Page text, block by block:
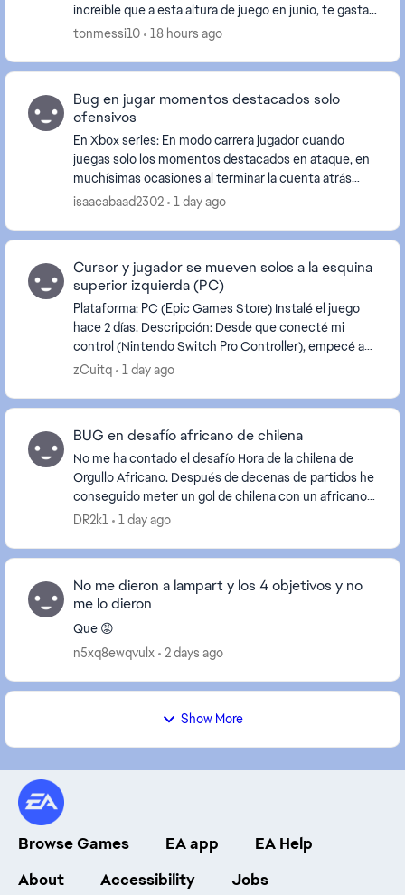
increible que a esta altura de juego en junio, te gastas
80 euros y suceden este tipo de cosas....
tonmessi10 18 hours ago
Bug en jugar momentos destacados solo
ofensivos
En Xbox series: En modo carrera jugador cuando
juegas solo los momentos destacados en ataque, en
muchísimas ocasiones al terminar la cuenta atrás
cuando vas a recibir el pase, el balón sale despedido...
isaacabaad2302 1 day ago
Cursor y jugador se mueven solos a la esquina
superior izquierda (PC)
Plataforma: PC (Epic Games Store) Instalé el juego
hace 2 días. Descripción: Desde que conecté mi
control (Nintendo Switch Pro Controller), empecé a
notar que el cursor del mouse desaparece y reapare...
zCuitq 1 day ago
BUG en desafío africano de chilena
No me ha contado el desafío Hora de la chilena de
Orgullo Africano. Después de decenas de partidos he
conseguido meter un gol de chilena con un africano
con un equipo de 6 de África mínimo en partido...
DR2k1 1 day ago
No me dieron a lampart y los 4 objetivos y no
me lo dieron
Que 😡
n5xq8ewqvulx
2 days ago
Show More
Browse Games EA app
EA Help
About
Accessibility Jobs